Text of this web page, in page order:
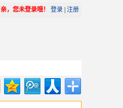
亲，您未登录哦！ 登录 注册